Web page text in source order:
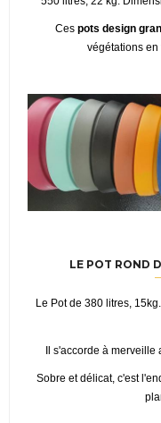
Cespots design
végétations en
LE POT ROND
Le Pot de 380 litres,
Il s'accorde à
Sobre et délicat, c'est